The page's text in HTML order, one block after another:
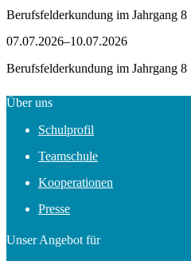
Berufsfelderkundung im Jahrgang 8
07.07.2026–10.07.2026
Berufsfelderkundung im Jahrgang 8
Über uns
Schulprofil
Teamschule
Kooperationen
Presse
Unser Angebot für